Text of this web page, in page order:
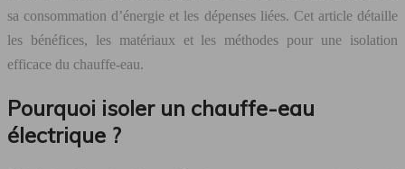
sa consommation d’énergie et les dépenses liées. Cet article détaille
les bénéfices, les matériaux et les méthodes pour une isolation
efficace du chauffe-eau.
Pourquoi isoler un chauffe-eau
électrique ?